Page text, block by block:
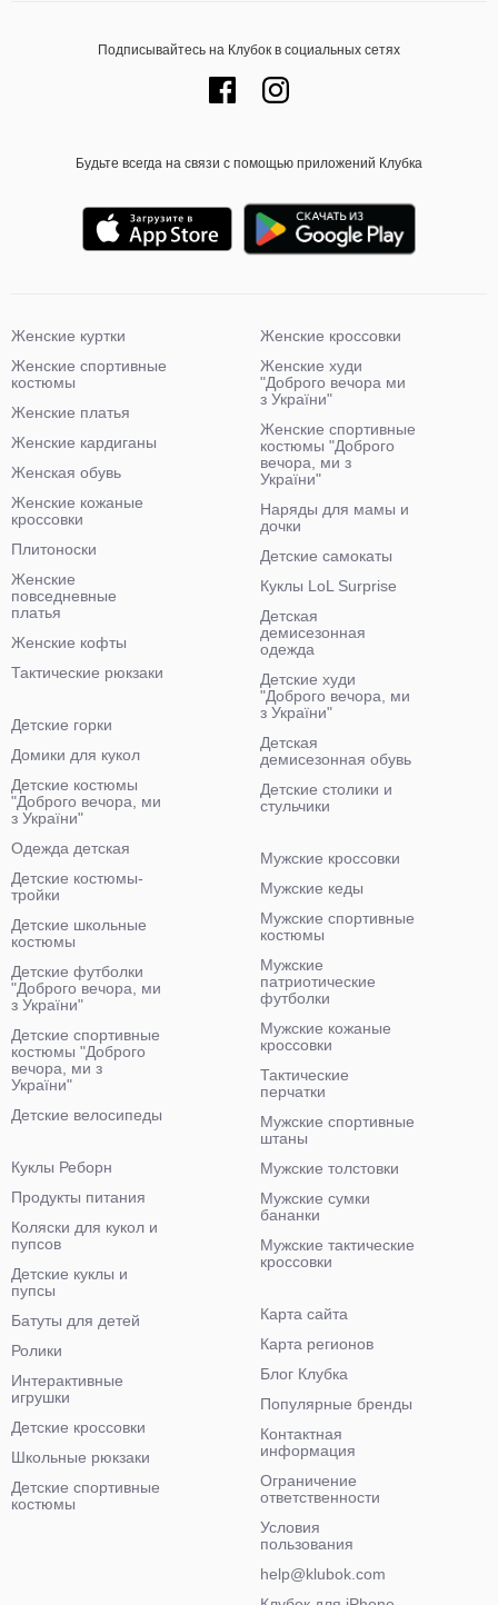
Подписывайтесь на Клубок в социальных сетях
Будьте всегда на связи с помощью приложений Клубка
Женские куртки
Женские спортивные
костюмы
Женские платья
Женские кардиганы
Женская обувь
Женские кожаные
кроссовки
Плитоноски
Женские
повседневные
платья
Женские кофты
Тактические рюкзаки
Женские кроссовки
Женские худи
"Доброго вечора ми
з України"
Женские спортивные
костюмы "Доброго
вечора, ми з
України"
Наряды для мамы и
дочки
Детские самокаты
Куклы LoL Surprise
Детская
демисезонная
одежда
Детские худи
"Доброго вечора, ми
з України"
Детская
демисезонная обувь
Детские столики и
стульчики
Детские горки
Домики для кукол
Детские костюмы
"Доброго вечора, ми
з України"
Одежда детская
Детские костюмы-
тройки
Детские школьные
костюмы
Детские футболки
"Доброго вечора, ми
з України"
Детские спортивные
костюмы "Доброго
вечора, ми з
України"
Детские велосипеды
Мужские кроссовки
Мужские кеды
Мужские спортивные
костюмы
Мужские
патриотические
футболки
Мужские кожаные
кроссовки
Тактические
перчатки
Мужские спортивные
штаны
Мужские толстовки
Мужские сумки
бананки
Мужские тактические
кроссовки
Куклы Реборн
Продукты питания
Коляски для кукол и
пупсов
Детские куклы и
пупсы
Батуты для детей
Ролики
Интерактивные
игрушки
Детские кроссовки
Школьные рюкзаки
Детские спортивные
костюмы
Карта сайта
Карта регионов
Блог Клубка
Популярные бренды
Контактная
информация
Ограничение
ответственности
Условия
пользования
help@klubok.com